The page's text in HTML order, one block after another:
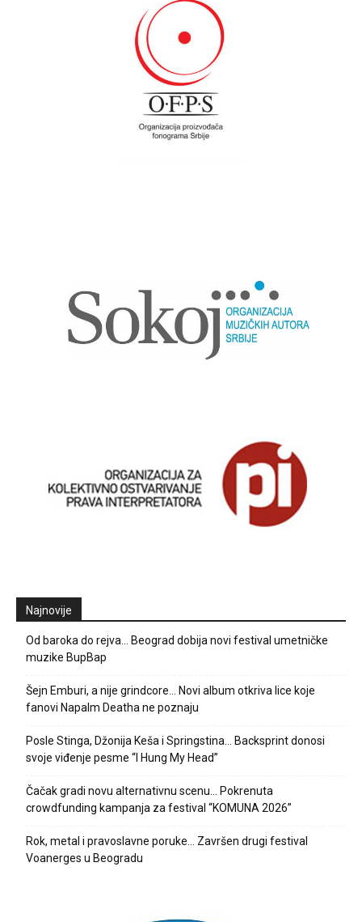
Najnovije
Od baroka do rejva… Beograd dobija novi festival umetničke
muzike BupBap
Šejn Emburi, a nije grindcore… Novi album otkriva lice koje
fanovi Napalm Deatha ne poznaju
Posle Stinga, Džonija Keša i Springstina… Backsprint donosi
svoje viđenje pesme “I Hung My Head”
Čačak gradi novu alternativnu scenu… Pokrenuta
crowdfunding kampanja za festival “KOMUNA 2026”
Rok, metal i pravoslavne poruke… Završen drugi festival
Voanerges u Beogradu